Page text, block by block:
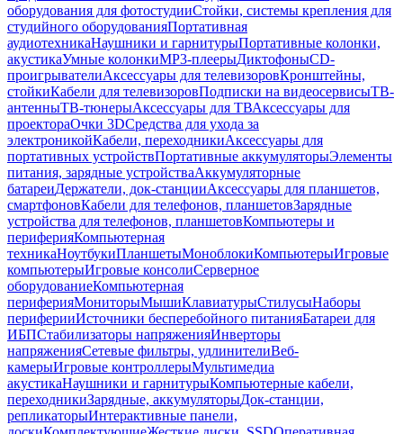
оборудования для фотостудииСтойки, системы крепления для
студийного оборудованияПортативная
аудиотехникаНаушники и гарнитурыПортативные колонки,
акустикаУмные колонкиMP3-плеерыДиктофоныCD-
проигрывателиАксессуары для телевизоровКронштейны,
стойкиКабели для телевизоровПодписки на видеосервисыТВ-
антенныТВ-тюнерыАксессуары для ТВАксессуары для
проектораОчки 3DСредства для ухода за
электроникойКабели, переходникиАксессуары для
портативных устройствПортативные аккумуляторыЭлементы
питания, зарядные устройстваАккумуляторные
батареиДержатели, док-станцииАксессуары для планшетов,
смартфоновКабели для телефонов, планшетовЗарядные
устройства для телефонов, планшетовКомпьютеры и
периферияКомпьютерная
техникаНоутбукиПланшетыМоноблокиКомпьютерыИгровые
компьютерыИгровые консолиСерверное
оборудованиеКомпьютерная
периферияМониторыМышиКлавиатурыСтилусыНаборы
периферииИсточники бесперебойного питанияБатареи для
ИБПСтабилизаторы напряженияИнверторы
напряженияСетевые фильтры, удлинителиВеб-
камерыИгровые контроллерыМультимедиа
акустикаНаушники и гарнитурыКомпьютерные кабели,
переходникиЗарядные, аккумуляторыДок-станции,
репликаторыИнтерактивные панели,